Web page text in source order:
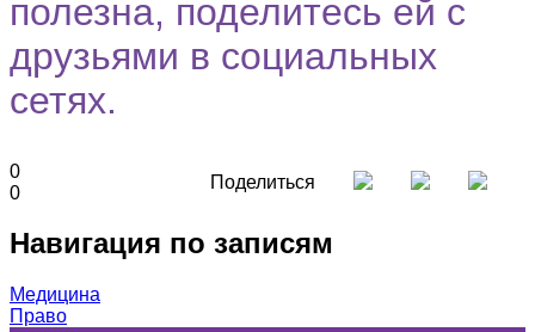
полезна, поделитесь ей с
друзьями в социальных
сетях.
0
0
Поделиться
Навигация по записям
Медицина
Право